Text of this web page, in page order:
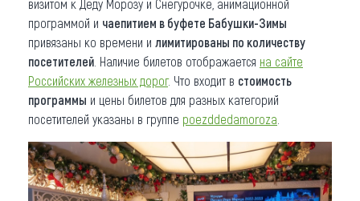
визитом к Деду Морозу и Снегурочке, анимационной
программой и чаепитием в буфете Бабушки-Зимы
привязаны ко времени и лимитированы по количеству
посетителей . Наличие билетов отображается на сайте
Российских железных дорог. Что входит в стоимость
программы и цены билетов для разных категорий
посетителей указаны в группе poezddedamoroza